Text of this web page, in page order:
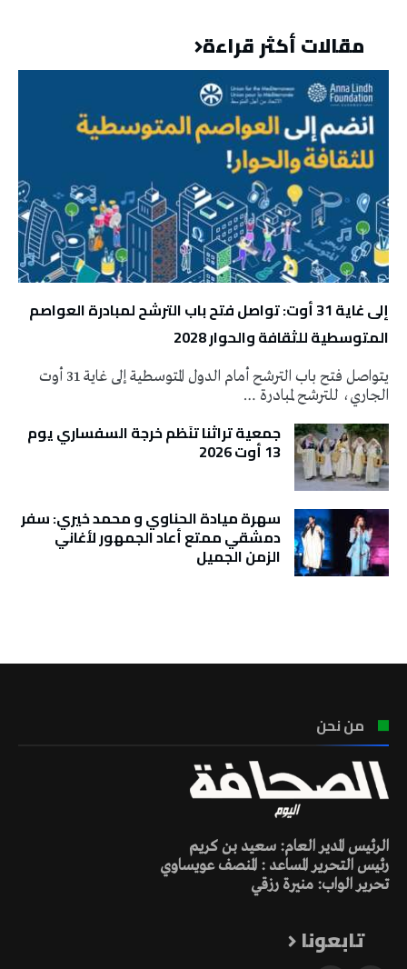
مقالات أكثر قراءة
إلى غاية 31 أوت: تواصل فتح باب الترشح لمبادرة العواصم
المتوسطية للثقافة والحوار 2028
يتواصل فتح باب الترشح أمام الدول المتوسطية إلى غاية 31 أوت
الجاري، للترشح لمبادرة …
جمعية تراثنا تنَظم خرجة السفساري يوم
13 أوت 2026
سهرة ميادة الحناوي و محمد خيري: سفر
دمشقي ممتع أعاد الجمهور لأغاني
الزمن الجميل
من نحن
الرئيس المدير العام: سعيد بن كريم
رئيس التحرير المساعد : المنصف عويساوي
تحرير الواب: منيرة رزقي
تابعونا